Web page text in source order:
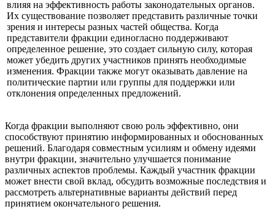
влияя на эффективность работы законодательных органов.
Их существование позволяет представить различные точки
зрения и интересы разных частей общества. Когда
представители фракции единогласно поддерживают
определенное решение, это создает сильную силу, которая
может убедить других участников принять необходимые
изменения. Фракции также могут оказывать давление на
политические партии или группы для поддержки или
отклонения определенных предложений.
Когда фракции выполняют свою роль эффективно, они
способствуют принятию информированных и обоснованных
решений. Благодаря совместным усилиям и обмену идеями
внутри фракции, значительно улучшается понимание
различных аспектов проблемы. Каждый участник фракции
может внести свой вклад, обсудить возможные последствия и
рассмотреть альтернативные варианты действий перед
принятием окончательного решения.